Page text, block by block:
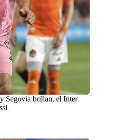
Segovia brillan, el Inter